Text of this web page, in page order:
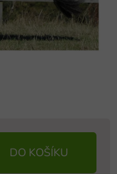
DO KOŠÍKU